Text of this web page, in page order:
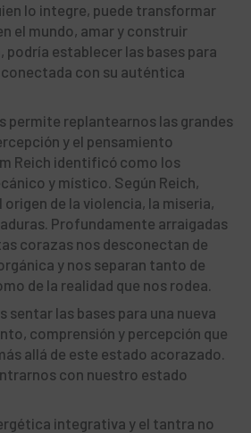
lo integre, puede transformar
el mundo, amar y construir
podría establecer las bases para
con su auténtica
permite replantearnos las grandes
y el pensamiento
Reich identificó como los
y místico. Según Reich,
de la violencia, la miseria,
Profundamente arraigadas
corazas nos desconectan de
y nos separan tanto de
de la realidad que nos rodea.
sentar las bases para una nueva
comprensión y percepción que
allá de este estado acorazado.
con nuestro estado
integrativa y el tantra no